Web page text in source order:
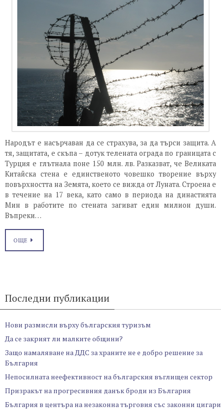
Народът е насърчаван да се страхува, за да търси защита. А
тя, защитата, е скъпа – дотук телената ограда по границата с
Турция е глътнала поне 150 млн. лв. Разказват, че Великата
Китайска стена е единственото човешко творение върху
повърхността на Земята, което се вижда от Луната. Строена е
в течение на 17 века, като само в периода на династията
Мин в работите по стената загиват един милион души.
Въпреки…
ОЩЕ
Последни публикации
Нови размисли върху българския туризъм
Да се закрият ли малките общини?
Защо намаляване на ДДС за храните не е добро решение за
България
Непосилната неефективност на българския въглищен сектор
Призракът на прогресивния данък броди из България
България в центъра на незаконна търговия със законни цигари